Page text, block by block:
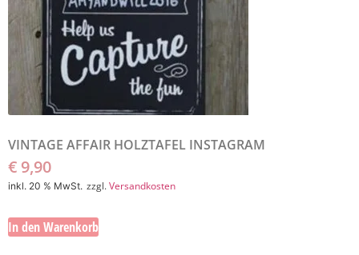
VINTAGE AFFAIR HOLZTAFEL INSTAGRAM
€ 9,90
inkl. 20 % MwSt. zzgl.Versandkosten
In den Warenkorb